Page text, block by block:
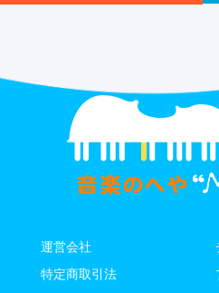
運営会社
特定商取引法